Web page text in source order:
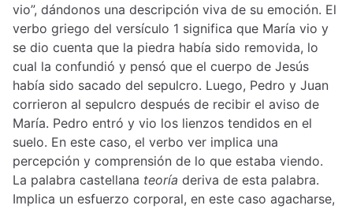
vio”, dándonos una descripción viva de su emoción. El
verbo griego del versículo 1 significa que María vio y
se dio cuenta que la piedra había sido removida, lo
cual la confundió y pensó que el cuerpo de Jesús
había sido sacado del sepulcro. Luego, Pedro y Juan
corrieron al sepulcro después de recibir el aviso de
María. Pedro entró y vio los lienzos tendidos en el
suelo. En este caso, el verbo ver implica una
percepción y comprensión de lo que estaba viendo.
La palabra castellana teoría deriva de esta palabra.
Implica un esfuerzo corporal, en este caso agacharse,